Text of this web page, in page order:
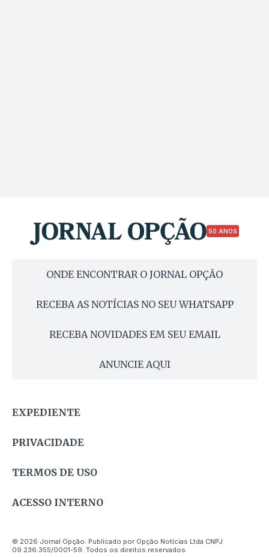
50 ANOS
ONDE ENCONTRAR O JORNAL OPÇÃO
RECEBA AS NOTÍCIAS NO SEU WHATSAPP
RECEBA NOVIDADES EM SEU EMAIL
ANUNCIE AQUI
EXPEDIENTE
PRIVACIDADE
TERMOS DE USO
ACESSO INTERNO
© 2026 Jornal Opção. Publicado por Opção Notícias Ltda CNPJ
09.236.355/0001-59. Todos os direitos reservados.